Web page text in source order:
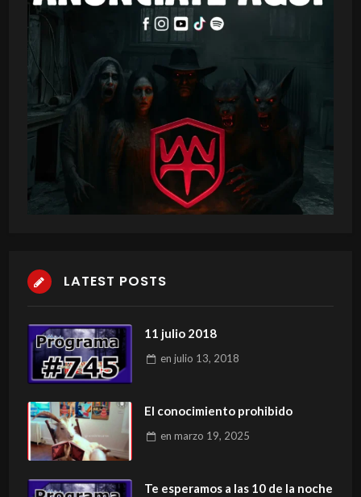
LATEST POSTS
11 julio 2018
en julio 13, 2018
El conocimiento prohibido
en marzo 19, 2025
Te esperamos a las 10 de la noche